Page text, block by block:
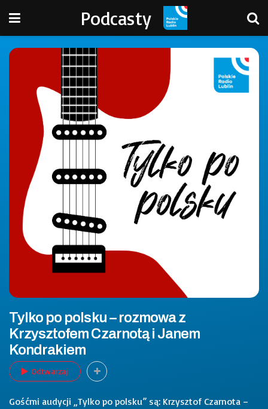
Podcasty
Tylko po polsku – rozmowa z
Krzysztofem Czarnotą i Janem
Kondrakiem
Odtwarzaj
Gośćmi audycji „Tylko po polsku” są: Krzysztof Czarnota –